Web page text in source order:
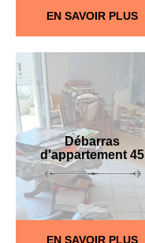
EN SAVOIR PLUS
Débarras
d'appartement 45
EN SAVOIR PLUS